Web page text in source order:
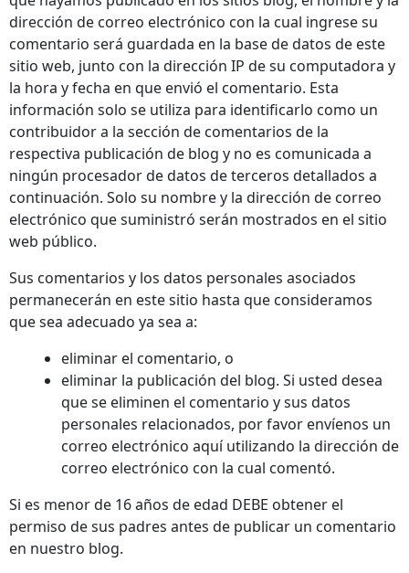
dirección de correo electrónico con la cual ingrese su
comentario será guardada en la base de datos de este
sitio web, junto con la dirección IP de su computadora y
la hora y fecha en que envió el comentario. Esta
información solo se utiliza para identificarlo como un
contribuidor a la sección de comentarios de la
respectiva publicación de blog y no es comunicada a
ningún procesador de datos de terceros detallados a
continuación. Solo su nombre y la dirección de correo
electrónico que suministró serán mostrados en el sitio
web público.
Sus comentarios y los datos personales asociados
permanecerán en este sitio hasta que consideramos
que sea adecuado ya sea a:
eliminar el comentario, o
eliminar la publicación del blog. Si usted desea
que se eliminen el comentario y sus datos
personales relacionados, por favor envíenos un
correo electrónico aquí utilizando la dirección de
correo electrónico con la cual comentó.
Si es menor de 16 años de edad DEBE obtener el
permiso de sus padres antes de publicar un comentario
en nuestro blog.